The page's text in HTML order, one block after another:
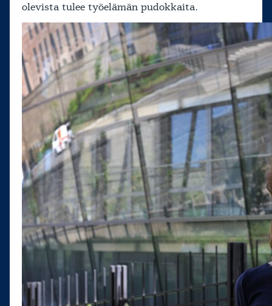
olevista tulee työelämän pudokkaita.